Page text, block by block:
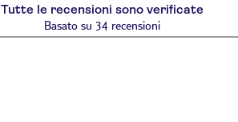
Tutte le recensioni sono verificate
Basato su 34 recensioni